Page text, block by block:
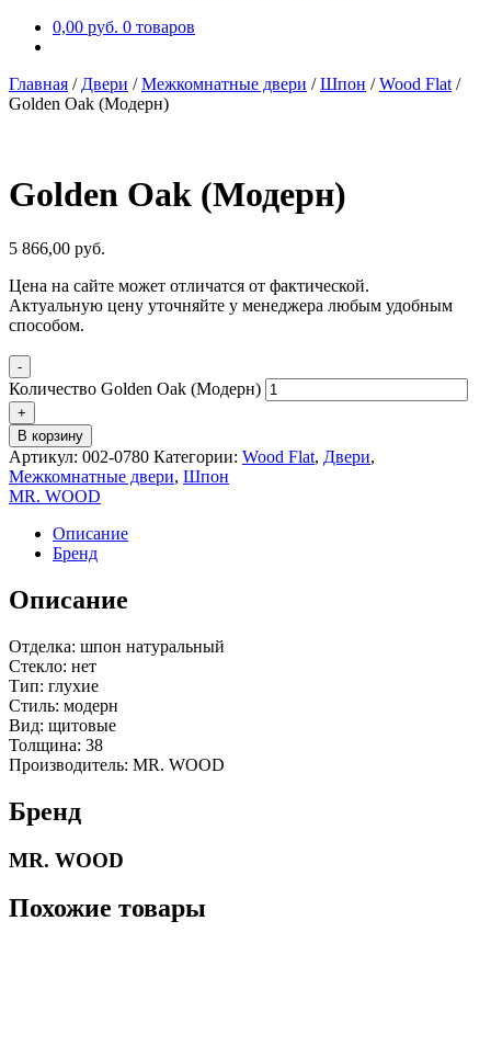
0,00 руб. 0 товаров
Главная / Двери /Межкомнатные двери /Шпон /Wood Flat /
Golden Oak (Модерн)
Golden Oak (Модерн)
5 866,00 руб.
Цена на сайте может отличатся от фактической.
Актуальную цену уточняйте у менеджера любым удобным
способом.
-
Количество Golden Oak (Модерн)
+
В корзину
Артикул: 002-0780 Категории: Wood Flat, Двери,
Межкомнатные двери, Шпон
MR. WOOD
Описание
Бренд
Описание
Отделка: шпон натуральный
Стекло: нет
Тип: глухие
Стиль: модерн
Вид: щитовые
Толщина: 38
Производитель: MR. WOOD
Бренд
MR. WOOD
Похожие товары